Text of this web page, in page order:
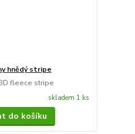
hnědý stripe
fleece stripe
skladem 1 ks
do košíku